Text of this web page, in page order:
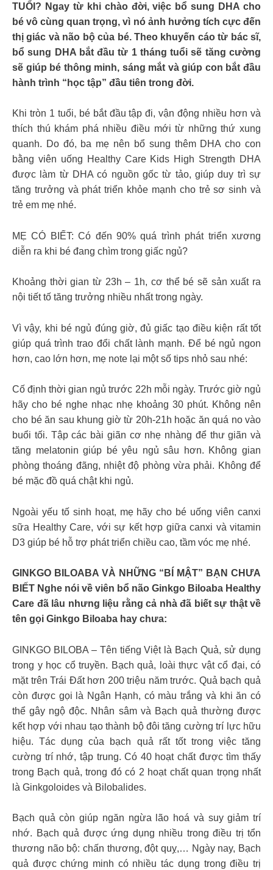
TUỔI? Ngay từ khi chào đời, việc bổ sung DHA cho
bé vô cùng quan trọng, vì nó ảnh hưởng tích cực đến
thị giác và não bộ của bé. Theo khuyến cáo từ bác sĩ,
bổ sung DHA bắt đầu từ 1 tháng tuổi sẽ tăng cường
sẽ giúp bé thông minh, sáng mắt và giúp con bắt đầu
hành trình “học tập” đầu tiên trong đời.
Khi tròn 1 tuổi, bé bắt đầu tập đi, vận động nhiều hơn và
thích thú khám phá nhiều điều mới từ những thứ xung
quanh. Do đó, ba mẹ nên bổ sung thêm DHA cho con
bằng viên uống Healthy Care Kids High Strength DHA
được làm từ DHA có nguồn gốc từ tảo, giúp duy trì sự
tăng trưởng và phát triển khỏe mạnh cho trẻ sơ sinh và
trẻ em mẹ nhé.
MẸ CÓ BIẾT: Có đến 90% quá trình phát triển xương
diễn ra khi bé đang chìm trong giấc ngủ?
Khoảng thời gian từ 23h – 1h, cơ thể bé sẽ sản xuất ra
nội tiết tố tăng trưởng nhiều nhất trong ngày.
Vì vậy, khi bé ngủ đúng giờ, đủ giấc tạo điều kiện rất tốt
giúp quá trình trao đổi chất lành mạnh. Để bé ngủ ngon
hơn, cao lớn hơn, mẹ note lại một số tips nhỏ sau nhé:
Cố định thời gian ngủ trước 22h mỗi ngày. Trước giờ ngủ
hãy cho bé nghe nhạc nhẹ khoảng 30 phút. Không nên
cho bé ăn sau khung giờ từ 20h-21h hoặc ăn quá no vào
buổi tối. Tập các bài giãn cơ nhẹ nhàng để thư giãn và
tăng melatonin giúp bé yêu ngủ sâu hơn. Không gian
phòng thoáng đãng, nhiệt độ phòng vừa phải. Không để
bé mặc đồ quá chật khi ngủ.
Ngoài yếu tố sinh hoạt, mẹ hãy cho bé uống viên canxi
sữa Healthy Care, với sự kết hợp giữa canxi và vitamin
D3 giúp bé hỗ trợ phát triển chiều cao, tầm vóc mẹ nhé.
GINKGO BILOABA VÀ NHỮNG “BÍ MẬT” BẠN CHƯA
BIẾT Nghe nói về viên bổ não Ginkgo Biloaba Healthy
Care đã lâu nhưng liệu rằng cả nhà đã biết sự thật về
tên gọi Ginkgo Biloaba hay chưa:
GINKGO BILOBA – Tên tiếng Việt là Bạch Quả, sử dụng
trong y học cổ truyền. Bạch quả, loài thực vật cổ đại, có
mặt trên Trái Đất hơn 200 triệu năm trước. Quả bạch quả
còn được gọi là Ngân Hạnh, có màu trắng và khi ăn có
thể gây ngộ độc. Nhân sâm và Bạch quả thường được
kết hợp với nhau tạo thành bộ đôi tăng cường trí lực hữu
hiệu. Tác dụng của bạch quả rất tốt trong việc tăng
cường trí nhớ, tập trung. Có 40 hoạt chất được tìm thấy
trong Bạch quả, trong đó có 2 hoạt chất quan trọng nhất
là Ginkgoloides và Bilobalides.
Bạch quả còn giúp ngăn ngừa lão hoá và suy giảm trí
nhớ. Bạch quả được ứng dụng nhiều trong điều trị tổn
thương não bộ: chấn thương, đột quỵ,… Ngày nay, Bạch
quả được chứng minh có nhiều tác dụng trong điều trị